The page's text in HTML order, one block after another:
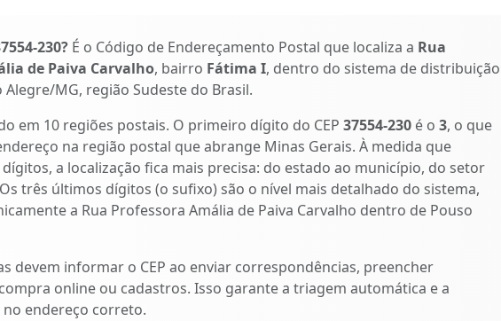
230? É o Código de Endereçamento Postal que localiza a Rua
de Paiva Carvalho, bairro Fátima I, dentro do sistema de distribuição
Alegre/MG, região Sudeste do Brasil.
em 10 regiões postais. O primeiro dígito do CEP 37554-230 é o 3, o que
na região postal que abrange Minas Gerais. À medida que
a localização fica mais precisa: do estado ao município, do setor
três últimos dígitos (o sufixo) são o nível mais detalhado do sistema,
a Rua Professora Amália de Paiva Carvalho dentro de Pouso
devem informar o CEP ao enviar correspondências, preencher
online ou cadastros. Isso garante a triagem automática e a
endereço correto.